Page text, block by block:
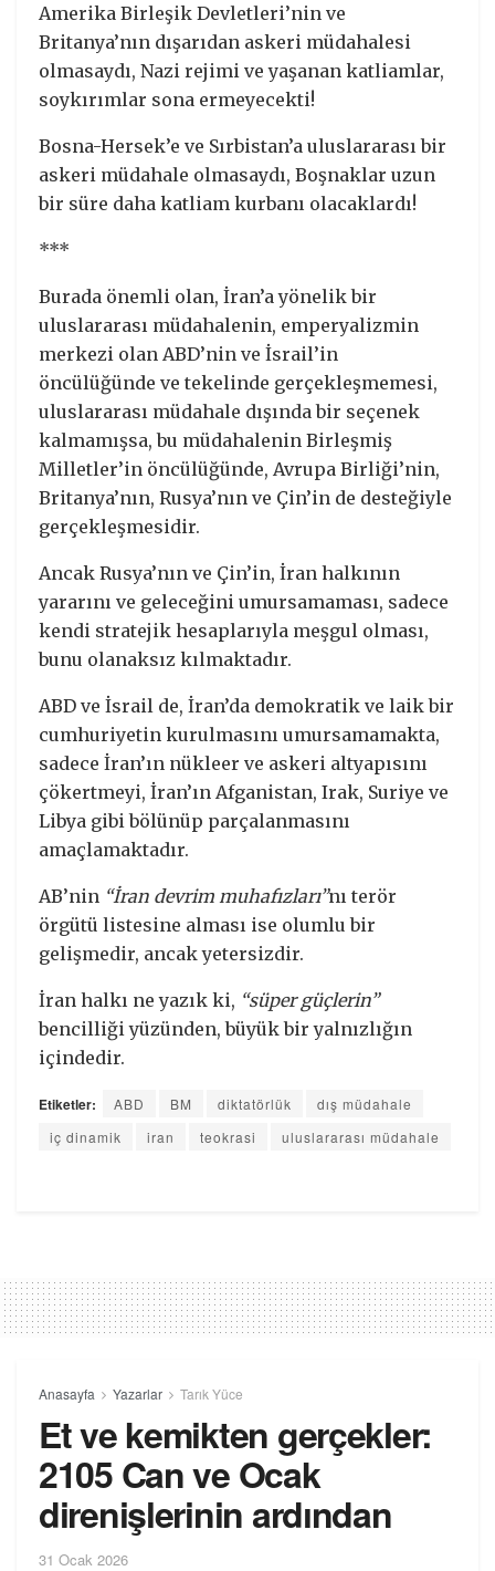
Amerika Birleşik Devletleri’nin ve
Britanya’nın dışarıdan askeri müdahalesi
olmasaydı, Nazi rejimi ve yaşanan katliamlar,
soykırımlar sona ermeyecekti!
Bosna-Hersek’e ve Sırbistan’a uluslararası bir
askeri müdahale olmasaydı, Boşnaklar uzun
bir süre daha katliam kurbanı olacaklardı!
***
Burada önemli olan, İran’a yönelik bir
uluslararası müdahalenin, emperyalizmin
merkezi olan ABD’nin ve İsrail’in
öncülüğünde ve tekelinde gerçekleşmemesi,
uluslararası müdahale dışında bir seçenek
kalmamışsa, bu müdahalenin Birleşmiş
Milletler’in öncülüğünde, Avrupa Birliği’nin,
Britanya’nın, Rusya’nın ve Çin’in de desteğiyle
gerçekleşmesidir.
Ancak Rusya’nın ve Çin’in, İran halkının
yararını ve geleceğini umursamaması, sadece
kendi stratejik hesaplarıyla meşgul olması,
bunu olanaksız kılmaktadır.
ABD ve İsrail de, İran’da demokratik ve laik bir
cumhuriyetin kurulmasını umursamamakta,
sadece İran’ın nükleer ve askeri altyapısını
çökertmeyi, İran’ın Afganistan, Irak, Suriye ve
Libya gibi bölünüp parçalanmasını
amaçlamaktadır.
AB’nin “İran devrim muhafızları”nı terör
örgütü listesine alması ise olumlu bir
gelişmedir, ancak yetersizdir.
İran halkı ne yazık ki, “süper güçlerin”
bencilliği yüzünden, büyük bir yalnızlığın
içindedir.
Etiketler: ABD BM diktatörlük
dış müdahale
iç dinamik
iran teokrasi uluslararası müdahale
Anasayfa Yazarlar Tarık Yüce
Et ve kemikten gerçekler:
2105 Can ve Ocak
direnişlerinin ardından
31 Ocak 2026